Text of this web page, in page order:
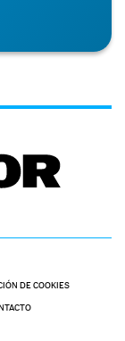
DE COOKIES